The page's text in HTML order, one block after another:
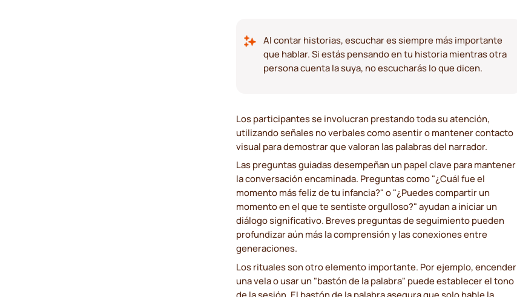
Al contar historias, escuchar es siempre más importante
que hablar. Si estás pensando en tu historia mientras otra
persona cuenta la suya, no escucharás lo que dicen.
Los participantes se involucran prestando toda su atención,
utilizando señales no verbales como asentir o mantener contacto
visual para demostrar que valoran las palabras del narrador.
Las preguntas guiadas desempeñan un papel clave para mantener
la conversación encaminada. Preguntas como "¿Cuál fue el
momento más feliz de tu infancia?" o "¿Puedes compartir un
momento en el que te sentiste orgulloso?" ayudan a iniciar un
diálogo significativo. Breves preguntas de seguimiento pueden
profundizar aún más la comprensión y las conexiones entre
generaciones.
Los rituales son otro elemento importante. Por ejemplo, encender
una vela o usar un "bastón de la palabra" puede establecer el tono
de la sesión. El bastón de la palabra asegura que solo hable la